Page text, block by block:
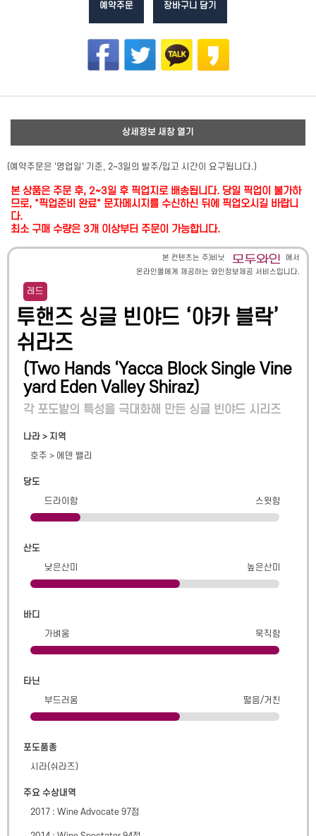
예약주문 장바구니 담기
상세정보 새창 열기
(예약주문은 '영업일' 기준, 2~3일의 발주/입고 시간이 요구됩니다.)
본 상품은 주문 후, 2~3일 후 픽업지로 배송됩니다. 당일 픽업이 불가하
므로, "픽업준비 완료" 문자메시지를 수신하신 뒤에 픽업오시길 바랍니
다.
최소 구매 수량은 3개 이상부터 주문이 가능합니다.
본 컨텐츠는 주)비닛
에서
온라인몰에게 제공하는 와인정보제공 서비스입니다.
레드
투핸즈 싱글 빈야드 ‘야카 블락’
쉬라즈
(Two Hands ‘Yacca Block Single Vine
yard Eden Valley Shiraz)
각 포도밭의 특성을 극대화해 만든 싱글 빈야드 시리즈
나라 > 지역
호주 > 에덴 밸리
당도
드라이함
스윗함
산도
낮은산미
높은산미
바디
가벼움
묵직함
타닌
부드러움
떫음/거친
포도품종
시라(쉬라즈)
주요 수상내역
2017 : Wine Advocate 97점